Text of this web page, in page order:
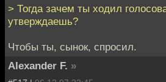
> Тогда зачем ты ходил
утверждаешь?
Чтобы ты, сынок, спросил.
Alexander F. »